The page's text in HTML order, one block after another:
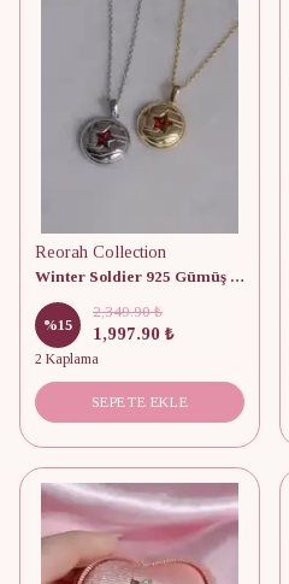
Reorah Collection
Winter Soldier 925 Gümüş Kolye
%15
2,349.90 ₺
1,997.90 ₺
2 Kaplama
SEPETE EKLE